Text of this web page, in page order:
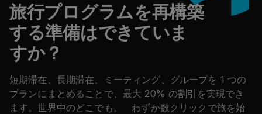
旅行プログラムを再構築
する準備はできていま
すか？
短期滞在、長期滞在、ミーティング、グループを 1 つの
プランにまとめることで、最大 20% の割引を実現でき
ます。世界中のどこでも。 わずか数クリックで旅を始